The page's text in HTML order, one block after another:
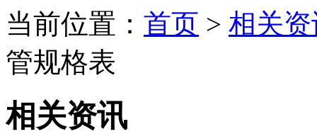
当前位置： 首页 > 相关
管规格表
相关资讯